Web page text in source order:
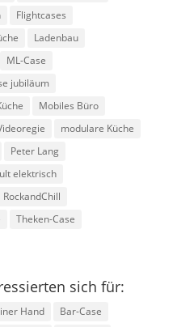
Flightcases
Ladenbau
ML-Case
jubiläum
Mobiles Büro
modulare Küche
Peter Lang
elektrisch
RockandChill
Theken-Case
sich für:
Hand
Bar-Case